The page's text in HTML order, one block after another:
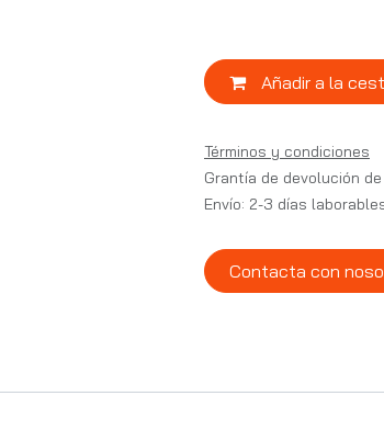
Añadir a la
Términos y condiciones
Grantía de devolución
Envío: 2-3 días
Contacta con